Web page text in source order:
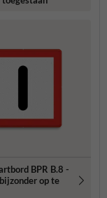
BPR B.8 -
op te